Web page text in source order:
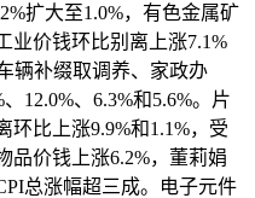
扩大至1.0%，有色金属矿
业价钱环比别离上涨7.1%
辆补缀取调养、家政办
12.0%、6.3%和5.6%。片
比上涨9.9%和1.1%，受
品价钱上涨6.2%，董莉娟
总涨幅超三成。电子元件